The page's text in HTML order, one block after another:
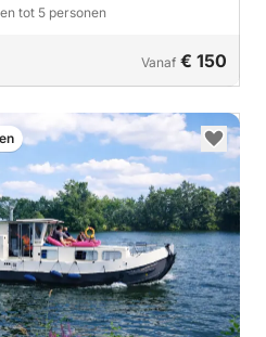
tot 5 personen
Vanaf € 150